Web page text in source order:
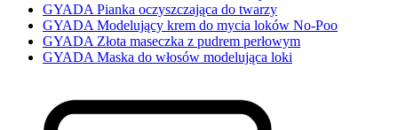
GYADA Pianka oczyszczająca do twarzy
GYADA Modelujący krem do mycia loków No-Poo
GYADA Złota maseczka z pudrem perłowym
GYADA Maska do włosów modelująca loki